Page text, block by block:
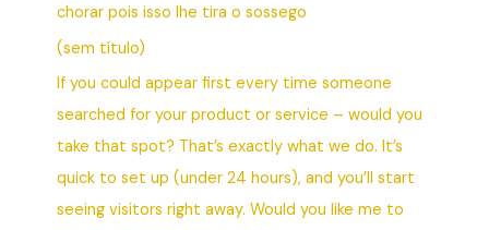
chorar pois isso lhe tira o sossego
(sem título)
If you could appear first every time someone
searched for your product or service – would you
take that spot? That’s exactly what we do. It’s
quick to set up (under 24 hours), and you’ll start
seeing visitors right away. Would you like me to